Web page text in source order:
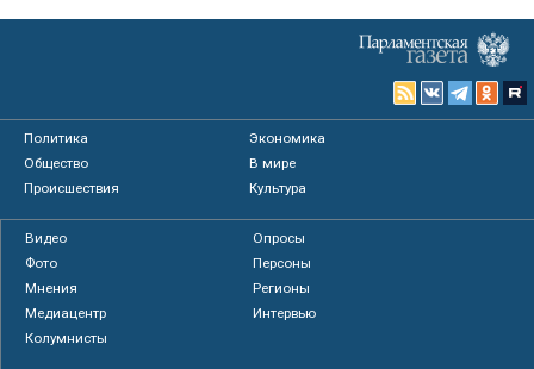
Политика
Экономика
Общество
В мире
Происшествия
Культура
Видео
Опросы
Фото
Персоны
Мнения
Регионы
Медиацентр
Интервью
Колумнисты